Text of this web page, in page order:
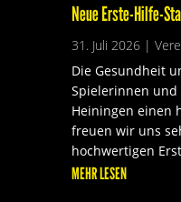
Neue Erste-Hilfe-
31. Juli 2026|
Die Gesundheit
Spielerinnen und
Heiningen einen
freuen wir uns
hochwertigen
MEHR LESEN